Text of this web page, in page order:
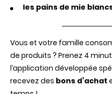
les pains de mie
Vous et votre famille
de produits ? Prenez 4
l’application développée
recevez des bons d’achat